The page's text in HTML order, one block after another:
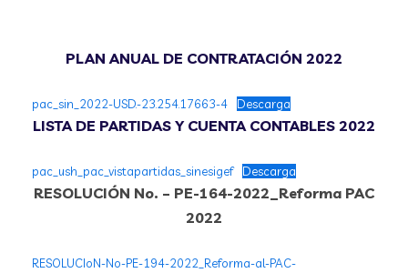
PLAN ANUAL DE CONTRATACIÓN 2022
pac_sin_2022-USD.-23.254.17663-4 Descarga
LISTA DE PARTIDAS Y CUENTA CONTABLES 2022
pac_ush_pac_vistapartidas_sinesigef Descarga
RESOLUCIÓN No. – PE-164-2022_Reforma PAC
2022
RESOLUCIoN-No-PE-194-2022_Reforma-al-PAC-